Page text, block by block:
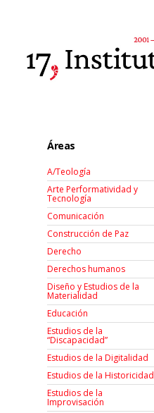
Áreas
A/Teología
Arte Performatividad y
Tecnología
Comunicación
Construcción de Paz
Derecho
Derechos humanos
Diseño y Estudios de la
Materialidad
Educación
Estudios de la
“Discapacidad”
Estudios de la Digitalidad
Estudios de la Historicidad
Estudios de la
Improvisación